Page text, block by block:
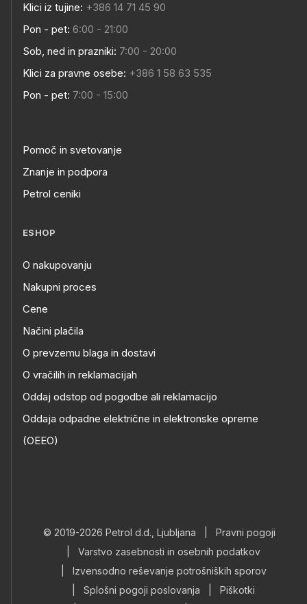
Klici iz tujine: +386 14 71 45 90
Pon - pet: 6:00 - 21:00
Sob, ned in prazniki: 7:00 - 20:00
Klici za pravne osebe: +386 1 58 63 535
Pon - pet: 7:00 - 15:00
Pomoč in svetovanje
Znanje in podpora
Petrol ceniki
ESHOP
O nakupovanju
Nakupni proces
Cene
Načini plačila
O prevzemu blaga in dostavi
O vračilih in reklamacijah
Oddaj odstop od pogodbe ali reklamacijo
Oddaja odpadne električne in elektronske opreme
(OEEO)
© 2019-2026 Petrol d.d., Ljubljana
Pravni pogoji
Varstvo zasebnosti in osebnih podatkov
Izvensodno reševanje potrošniških sporov
Splošni pogoji poslovanja
Piškotki